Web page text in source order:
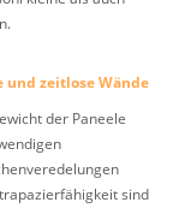
zeitlose Wände
der Paneele
sind